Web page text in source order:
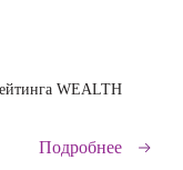
WEALTH
Подробнее